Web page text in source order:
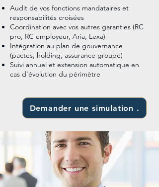
Audit de vos fonctions mandataires et
responsabilités croisées
Coordination avec vos autres garanties (RC
pro, RC employeur, Aria, Lexa)
Intégration au plan de gouvernance
(pactes, holding, assurance groupe)
Suivi annuel et extension automatique en
cas d’évolution du périmètre
Demander une simulation .